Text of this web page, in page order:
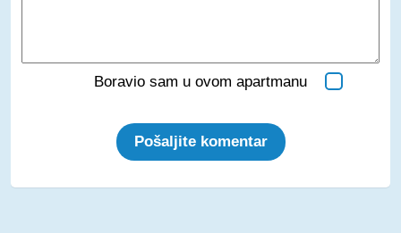
Boravio sam u ovom apartmanu
Pošaljite komentar